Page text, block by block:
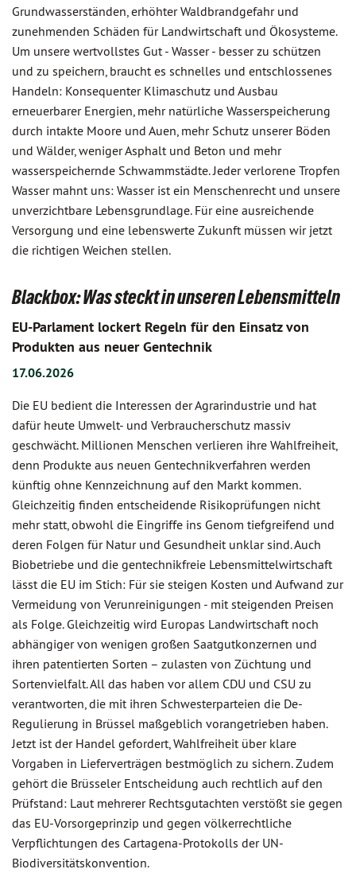
Grundwasserständen, erhöhter Waldbrandgefahr und
zunehmenden Schäden für Landwirtschaft und Ökosysteme.
Um unsere wertvollstes Gut - Wasser - besser zu schützen
und zu speichern, braucht es schnelles und entschlossenes
Handeln: Konsequenter Klimaschutz und Ausbau
erneuerbarer Energien, mehr natürliche Wasserspeicherung
durch intakte Moore und Auen, mehr Schutz unserer Böden
und Wälder, weniger Asphalt und Beton und mehr
wasserspeichernde Schwammstädte. Jeder verlorene Tropfen
Wasser mahnt uns: Wasser ist ein Menschenrecht und unsere
unverzichtbare Lebensgrundlage. Für eine ausreichende
Versorgung und eine lebenswerte Zukunft müssen wir jetzt
die richtigen Weichen stellen.
Blackbox: Was steckt in unseren Lebensmitteln
EU-Parlament lockert Regeln für den Einsatz von
Produkten aus neuer Gentechnik
17.06.2026
Die EU bedient die Interessen der Agrarindustrie und hat
dafür heute Umwelt- und Verbraucherschutz massiv
geschwächt. Millionen Menschen verlieren ihre Wahlfreiheit,
denn Produkte aus neuen Gentechnikverfahren werden
künftig ohne Kennzeichnung auf den Markt kommen.
Gleichzeitig finden entscheidende Risikoprüfungen nicht
mehr statt, obwohl die Eingriffe ins Genom tiefgreifend und
deren Folgen für Natur und Gesundheit unklar sind. Auch
Biobetriebe und die gentechnikfreie Lebensmittelwirtschaft
lässt die EU im Stich: Für sie steigen Kosten und Aufwand zur
Vermeidung von Verunreinigungen - mit steigenden Preisen
als Folge. Gleichzeitig wird Europas Landwirtschaft noch
abhängiger von wenigen großen Saatgutkonzernen und
ihren patentierten Sorten – zulasten von Züchtung und
Sortenvielfalt. All das haben vor allem CDU und CSU zu
verantworten, die mit ihren Schwesterparteien die De-
Regulierung in Brüssel maßgeblich vorangetrieben haben.
Jetzt ist der Handel gefordert, Wahlfreiheit über klare
Vorgaben in Lieferverträgen bestmöglich zu sichern. Zudem
gehört die Brüsseler Entscheidung auch rechtlich auf den
Prüfstand: Laut mehrerer Rechtsgutachten verstößt sie gegen
das EU-Vorsorgeprinzip und gegen völkerrechtliche
Verpflichtungen des Cartagena-Protokolls der UN-
Biodiversitätskonvention.